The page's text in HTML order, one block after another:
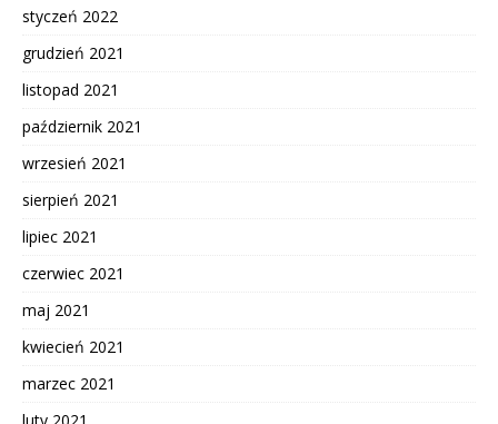
styczeń 2022
grudzień 2021
listopad 2021
październik 2021
wrzesień 2021
sierpień 2021
lipiec 2021
czerwiec 2021
maj 2021
kwiecień 2021
marzec 2021